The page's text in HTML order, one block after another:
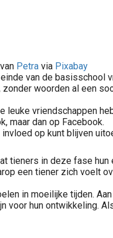
Petra via Pixabay
van de basisschool
woorden al een
vriendschappen
maar dan op Facebook.
op kunt blijven
tieners in deze fase
een tiener zich voelt
in moeilijke tijden.
hun ontwikkeling.